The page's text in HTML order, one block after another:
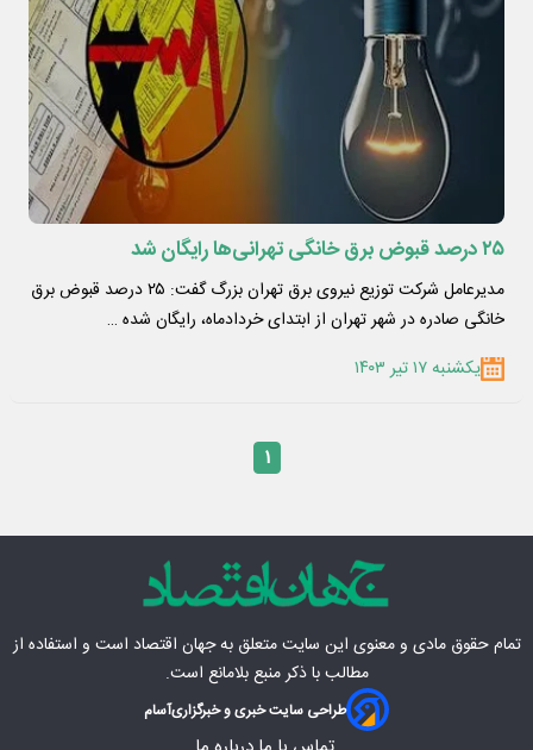
۲۵ درصد قبوض برق خانگی تهرانی‌ها رایگان شد
مدیرعامل شرکت توزیع نیروی برق تهران بزرگ گفت: ۲۵ درصد قبوض برق
خانگی صادره در شهر تهران از ابتدای خردادماه، رایگان شده …
یکشنبه ۱۷ تیر ۱۴۰۳
۱
تمام حقوق مادی‌ و معنوی این سایت متعلق بهجهان اقتصاد است و استفاده از
مطالب با ذکر منبع بلامانع است.
طراحی سایت خبری و خبرگزاریآسام